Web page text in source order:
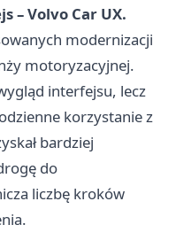
– Volvo Car UX.
modernizacji
motoryzacyjnej.
interfejsu, lecz
korzystanie z
bardziej
do
liczbę kroków